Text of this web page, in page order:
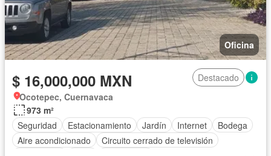
Oficina
$ 16,000,000 MXN
Destacado
Ocotepec, Cuernavaca
973 m²
Seguridad
Estacionamiento Jardín Internet
Bodega
Aire acondicionado
Circuito cerrado de televisión